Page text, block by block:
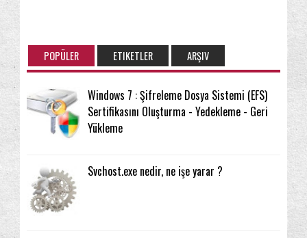
POPÜLER ETIKETLER ARŞIV
Windows 7 : Şifreleme Dosya Sistemi (EFS)
Sertifikasını Oluşturma - Yedekleme - Geri
Yükleme
Svchost.exe nedir, ne işe yarar ?